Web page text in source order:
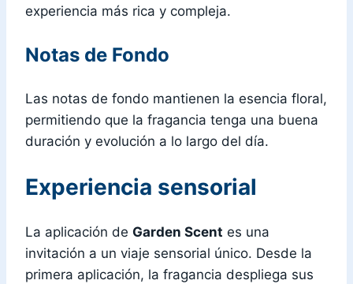
experiencia más rica y compleja.
Notas de Fondo
Las notas de fondo mantienen la esencia floral,
permitiendo que la fragancia tenga una buena
duración y evolución a lo largo del día.
Experiencia sensorial
La aplicación de Garden Scent es una
invitación a un viaje sensorial único. Desde la
primera aplicación, la fragancia despliega sus